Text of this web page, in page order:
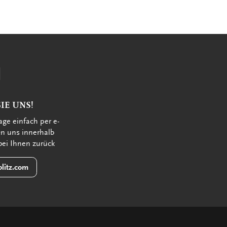
UNS!
einfach per e-
uns innerhalb
Ihnen zurück